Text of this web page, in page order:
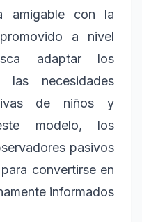
amigable con la
a nivel
adaptar los
necesidades
de niños y
modelo, los
pasivos
convertirse en
informados